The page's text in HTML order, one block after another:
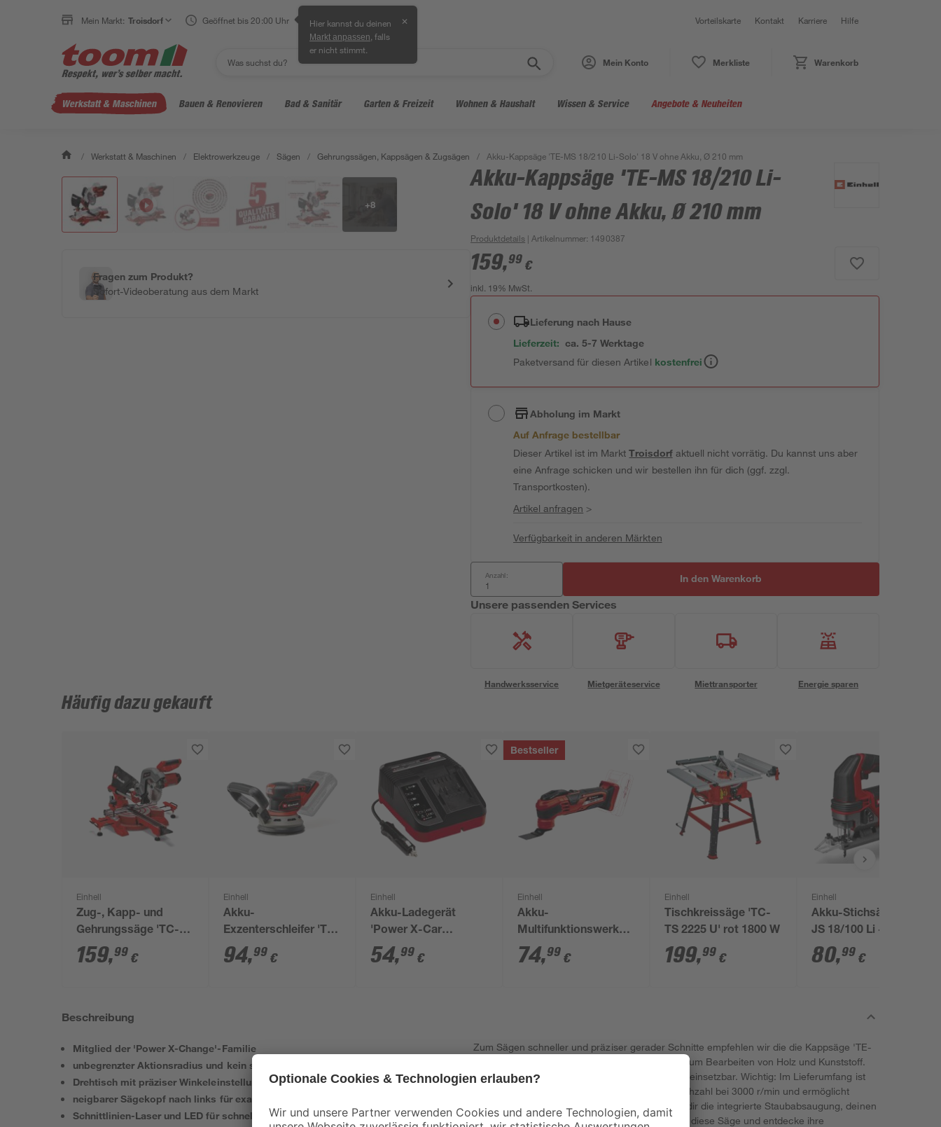
Mein Markt: Troisdorf Geöffnet bis 20:00 Uhr Hier kannst du deinen
Markt anpassen , falls
er nicht stimmt.
✕ Vorteilskarte Kontakt Karriere Hilfe
Mein Konto Merkliste Warenkorb
Werkstatt & Maschinen Bauen & Renovieren Bad & Sanitär Garten & Freizeit Wohnen & Haushalt Wissen & Service Angebote & Neuheiten
/ Werkstatt & Maschinen / Elektrowerkzeuge / Sägen / Gehrungssägen, Kappsägen & Zugsägen / Akku-Kappsäge 'TE-MS 18/210 Li-Solo' 18 V ohne Akku, Ø 210 mm
+8
Fragen zum Produkt?
Sofort-Videoberatung aus dem Markt
Akku-Kappsäge 'TE-MS 18/210 Li-
Solo' 18 V ohne Akku, Ø 210 mm
Produktdetails | Artikelnummer: 1490387
159,99 €
inkl. 19% MwSt.
Lieferung nach Hause
Lieferzeit: ca. 5-7 Werktage
Paketversand für diesen Artikel kostenfrei
Abholung im Markt
Auf Anfrage bestellbar
Dieser Artikel ist im MarktTroisdorfaktuell nicht vorrätig. Du kannst uns aber
eine Anfrage schicken und wir bestellen ihn für dich (ggf. zzgl.
Transportkosten).
Artikel anfragen >
Verfügbarkeit in anderen Märkten
Anzahl: In den Warenkorb
Unsere passenden Services
Handwerksservice Mietgeräteservice Miettransporter Energie sparen
Häufig dazu gekauft
Einhell
Zug-, Kapp- und
Gehrungssäge 'TC-
SM 216' rot 1500 W
159,99 €
Einhell
Akku-
Exzenterschleifer 'TP-
RS 18/32 Li BL - Solo'
ohne Akku und
94,99 €
Einhell
Akku-Ladegerät
'Power X-Car
Charger' 3 A
54,99 €
Bestseller
Einhell
Akku-
Multifunktionswerkzeug
'VARRITO' ohne Akku
und Ladegerät
74,99 €
Einhell
Tischkreissäge 'TC-
TS 2225 U' rot 1800 W
199,99 €
Einhell
Akku-Stichsäge 'TE-
JS 18/100 Li - Solo'
ohne Akku
80,99 €
Beschreibung
Mitglied der 'Power X-Change'-Familie
unbegrenzter Aktionsradius und kein störendes Kabel
Drehtisch mit präziser Winkeleinstellung für Schrägschnitte
neigbarer Sägekopf nach links für exakte Gehrungsschnitte
Schnittlinien-Laser und LED für schnelles und sicheres Arbeiten
Zum Sägen schneller und präziser gerader Schnitte empfehlen wir die die Kappsäge 'TE-
MS 18/210 Li-Solo' von Einhell. Sie eignet sich zum Bearbeiten von Holz und Kunststoff.
Dazu wird sie per Akku betrieben und ist flexibel einsetzbar. Wichtig: Im Lieferumfang ist
kein Akku enthalten. Zudem liegt die Leerlaufdrehzahl bei 3000 r/min und ermöglicht
saubere und zügige Ergebnisse. Zusätzlich hilft dir die integrierte Staubabsaugung, deinen
Arbeitsbereich ordentlich zu halten. Schnapp dir diese Säge und entdecke ihre